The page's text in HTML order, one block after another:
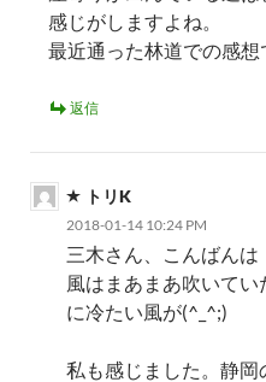
感じがしますよね。
最近通った林道での感想
返信
トリK
2018-01-14 10:24 PM
三木さん、こんばんは
風はまあまあ吹いて
に冷たい風が(^_^;)
私も感じました。静岡